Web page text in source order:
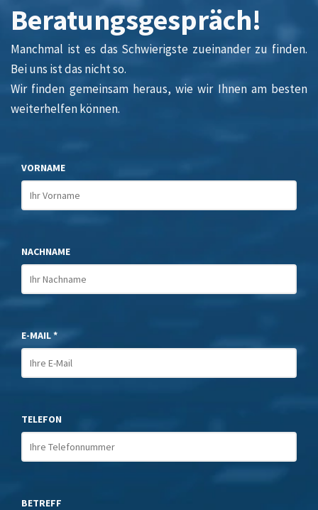
Beratungsgespräch!
Manchmal ist es das Schwierigste zueinander zu finden.
Bei uns ist das nicht so.
Wir finden gemeinsam heraus, wie wir Ihnen am besten
weiterhelfen können.
VORNAME
NACHNAME
E-MAIL *
TELEFON
BETREFF